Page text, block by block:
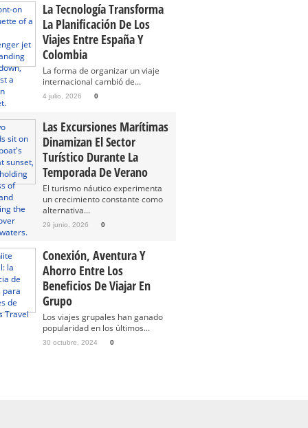
La Tecnología Transforma
La Planificación De Los
Viajes Entre España Y
Colombia
La forma de organizar un viaje
internacional cambió de...
4 julio, 2026 0
Las Excursiones Marítimas
Dinamizan El Sector
Turístico Durante La
Temporada De Verano
El turismo náutico experimenta
un crecimiento constante como
alternativa...
29 junio, 2026 0
Conexión, Aventura Y
Ahorro Entre Los
Beneficios De Viajar En
Grupo
Los viajes grupales han ganado
popularidad en los últimos...
30 octubre, 2024 0